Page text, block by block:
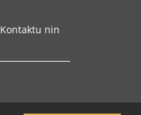
Kontaktu nin